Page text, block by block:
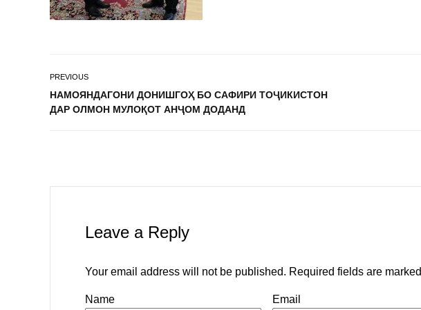
PREVIOUS
НАМОЯНДАГОНИ ДОНИШГОҲ БО САФИРИ ТОҶИКИСТОН
ДАР ОЛМОН МУЛОҚОТ АНҶОМ ДОДАНД
Leave a Reply
Your email address will not be published. Required fields are marked
Name Email